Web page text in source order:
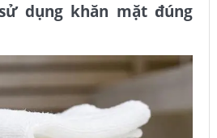
dụng khăn mặt đúng